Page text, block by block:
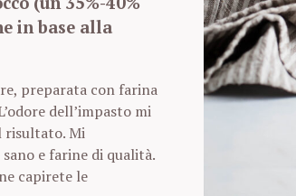
in base alla
preparata con farina
dell’impasto mi
risultato. Mi
e farine di qualità.
capirete le